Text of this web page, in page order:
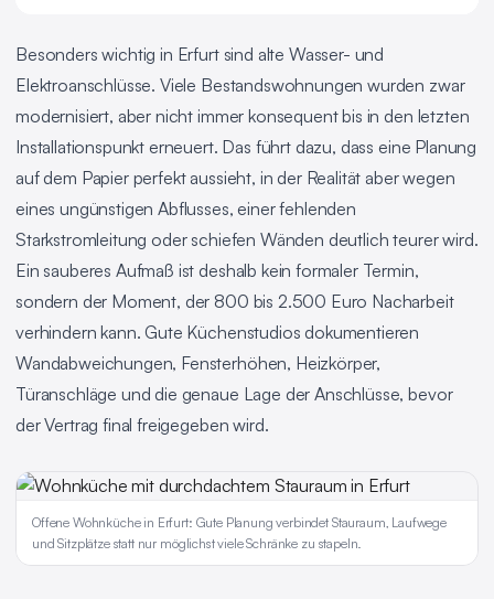
Besonders wichtig in Erfurt sind alte Wasser- und
Elektroanschlüsse. Viele Bestandswohnungen wurden zwar
modernisiert, aber nicht immer konsequent bis in den letzten
Installationspunkt erneuert. Das führt dazu, dass eine Planung
auf dem Papier perfekt aussieht, in der Realität aber wegen
eines ungünstigen Abflusses, einer fehlenden
Starkstromleitung oder schiefen Wänden deutlich teurer wird.
Ein sauberes Aufmaß ist deshalb kein formaler Termin,
sondern der Moment, der 800 bis 2.500 Euro Nacharbeit
verhindern kann. Gute Küchenstudios dokumentieren
Wandabweichungen, Fensterhöhen, Heizkörper,
Türanschläge und die genaue Lage der Anschlüsse, bevor
der Vertrag final freigegeben wird.
Offene Wohnküche in Erfurt: Gute Planung verbindet Stauraum, Laufwege
und Sitzplätze statt nur möglichst viele Schränke zu stapeln.